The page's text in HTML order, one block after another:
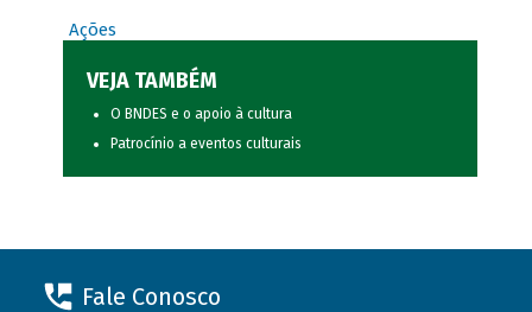
Ações
VEJA TAMBÉM
O BNDES e o apoio à cultura
Patrocínio a eventos culturais
Fale Conosco